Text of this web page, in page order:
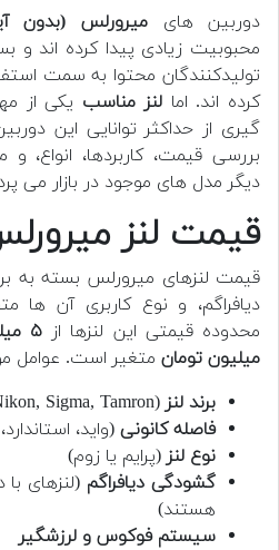
دوربین های میرورلس (بدون
محبوبیت زیادی پیدا کرده اند و
تولیدکنندگان محتوا به سمت
کرده اند. امالنز مناسب یکی از
گیری از حداکثر توانایی این
بررسی قیمت، کاربردها، انواع،
دیگر مدل های موجود در بازار می
قیمت لنز
قیمت لنزهای میرورلس بسته به
دیافراگم، و نوع کاربری آن ها
محدوده قیمتی این لنزها از
میلیون تومان متغیر است. عوامل
برند لنز (Sony, Canon, Nikon, Sigma, Tamron و ...)
فاصله کانونی (واید،
نوع لنز (پرایم یا زوم)
گشودگی دیافراگم (لنزهای با
هستند)
سیستم فوکوس و لرزشگیر